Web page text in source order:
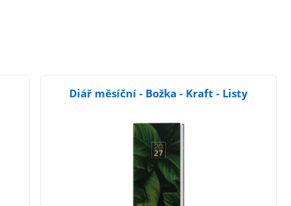
Diář měsíční - Božka - Kraft - Listy